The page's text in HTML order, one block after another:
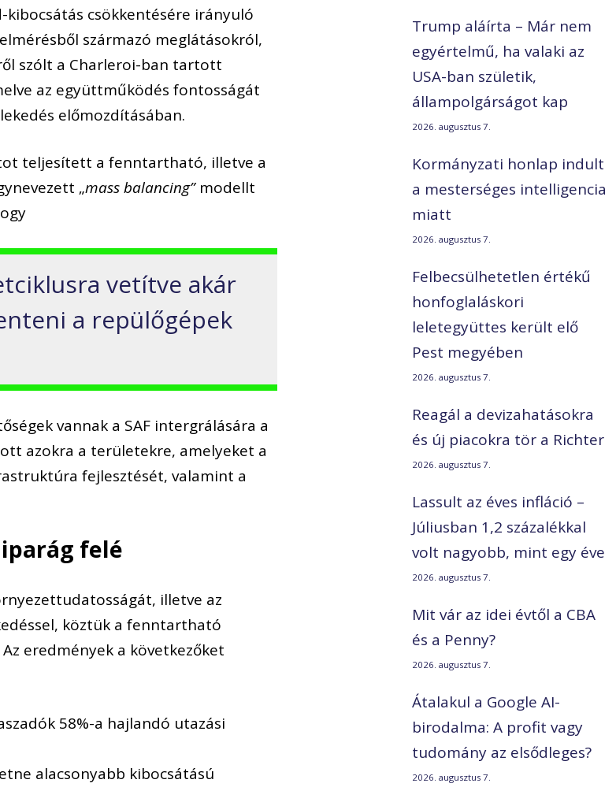
kibocsátás csökkentésére irányuló
származó meglátásokról,
szólt a Charleroi-ban tartott
az együttműködés fontosságát
előmozdításában.
teljesített a fenntartható, illetve a
„mass balancing”modellt
vetítve akár
a repülőgépek
vannak a SAF intergrálására a
azokra a területekre, amelyeket a
fejlesztését, valamint a
felé
illetve az
köztük a fenntartható
eredmények a következőket
58%-a hajlandó utazási
alacsonyabb kibocsátású
Trump aláírta – Már nem
egyértelmű, ha valaki az
USA-ban születik,
állampolgárságot kap
2026. augusztus 7.
Kormányzati honlap indult
a mesterséges intelligencia
miatt
2026. augusztus 7.
Felbecsülhetetlen értékű
honfoglaláskori
leletegyüttes került elő
Pest megyében
2026. augusztus 7.
Reagál a devizahatásokra
és új piacokra tör a Richter
2026. augusztus 7.
Lassult az éves infláció –
Júliusban 1,2 százalékkal
volt nagyobb, mint egy éve
2026. augusztus 7.
Mit vár az idei évtől a CBA
és a Penny?
2026. augusztus 7.
Átalakul a Google AI-
birodalma: A profit vagy
tudomány az elsődleges?
2026. augusztus 7.